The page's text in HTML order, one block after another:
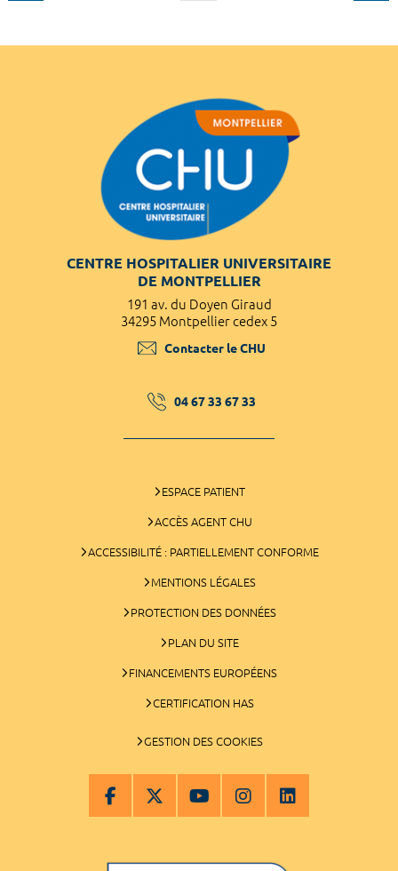
CENTRE HOSPITALIER UNIVERSITAIRE
DE MONTPELLIER
191 av. du Doyen Giraud
34295 Montpellier cedex 5
Contacter le CHU
04 67 33 67 33
ESPACE PATIENT
ACCÈS AGENT CHU
ACCESSIBILITÉ : PARTIELLEMENT CONFORME
MENTIONS LÉGALES
PROTECTION DES DONNÉES
PLAN DU SITE
FINANCEMENTS EUROPÉENS
CERTIFICATION HAS
GESTION DES COOKIES